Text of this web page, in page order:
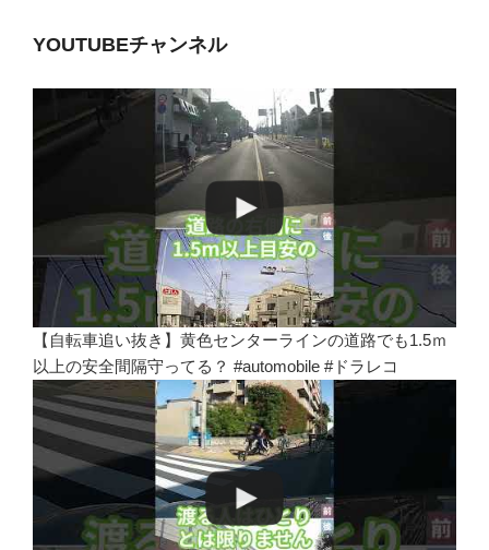
YOUTUBEチャンネル
【自転車追い抜き】黄色センターラインの道路でも1.5ｍ
以上の安全間隔守ってる？ #automobile #ドラレコ